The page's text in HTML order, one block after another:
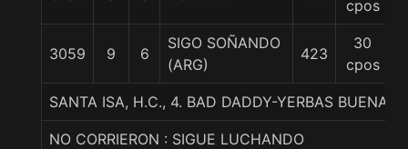
cpos
3059 9 6
SIGO SOÑANDO
(ARG)
423
30
cpos
SANTA ISA, H.C., 4. BAD DADDY-YERBAS
NO CORRIERON : SIGUE LUCHANDO